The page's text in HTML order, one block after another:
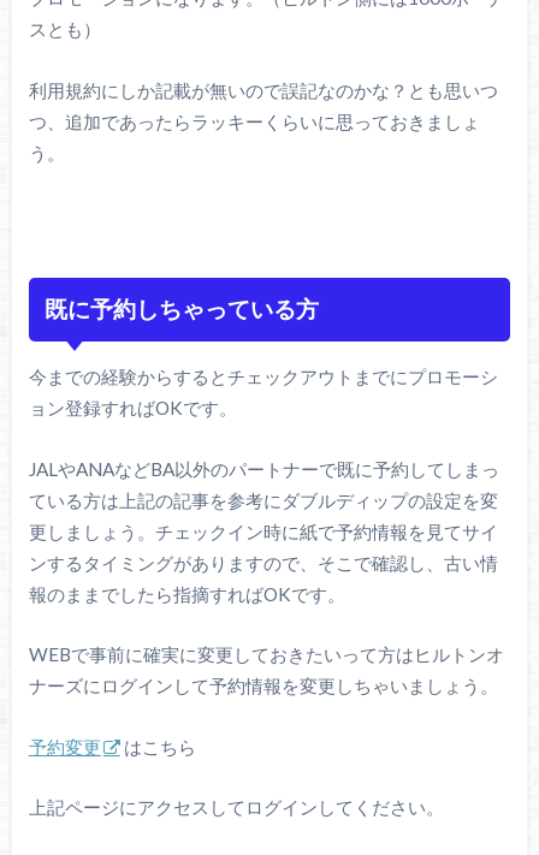
スとも）
利用規約にしか記載が無いので誤記なのかな？とも思いつ
つ、追加であったらラッキーくらいに思っておきましょ
う。
既に予約しちゃっている方
今までの経験からするとチェックアウトまでにプロモーシ
ョン登録すればOKです。
JALやANAなどBA以外のパートナーで既に予約してしまっ
ている方は上記の記事を参考にダブルディップの設定を変
更しましょう。チェックイン時に紙で予約情報を見てサイ
ンするタイミングがありますので、そこで確認し、古い情
報のままでしたら指摘すればOKです。
WEBで事前に確実に変更しておきたいって方はヒルトンオ
ナーズにログインして予約情報を変更しちゃいましょう。
予約変更 はこちら
上記ページにアクセスしてログインしてください。